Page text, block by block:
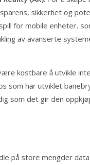
sikkerhet og
for mobile enheter,
av avanserte
kostbare å utvikle
som har utviklet
som det gir den
på store mengder